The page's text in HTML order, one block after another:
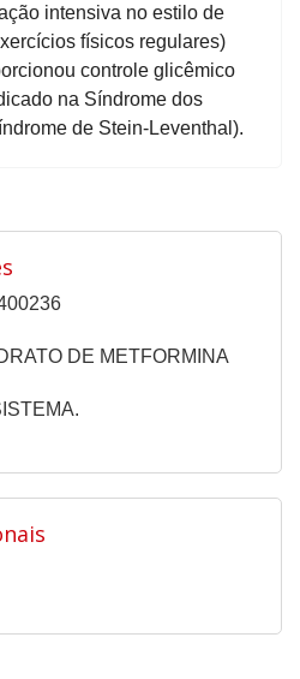
intensiva no estilo de
físicos regulares)
controle glicêmico
na Síndrome dos
de Stein-Leventhal).
DE METFORMINA